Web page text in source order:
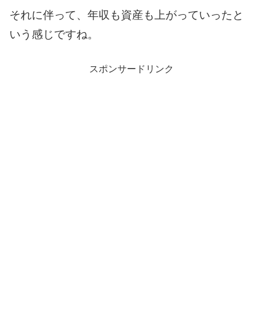
それに伴って、年収も資産も上がっていったと
いう感じですね。
スポンサードリンク